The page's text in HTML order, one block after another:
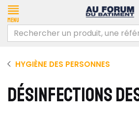
Menu
HYGIÈNE DES PERSONNES
DÉSINFECTIONS